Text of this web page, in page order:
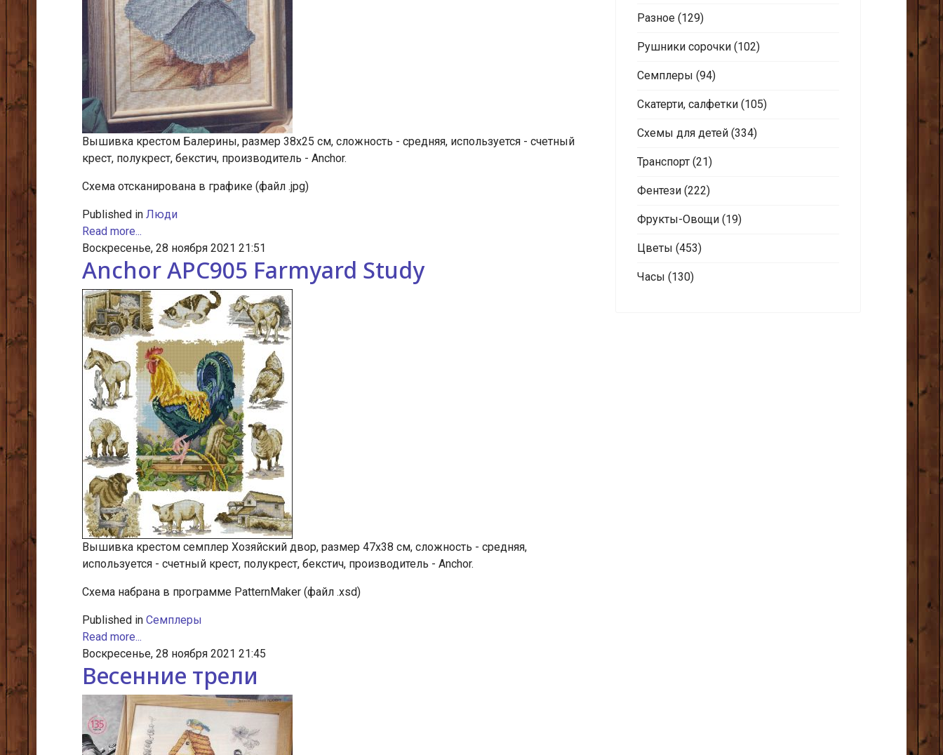
Вышивка крестом Балерины, размер 38х25 см, сложность - средняя, используется - счетный
крест, полукрест, бекстич, производитель - Anchor.
Cхема отсканирована в графике (файл .jpg)
Published in Люди
Read more...
Воскресенье, 28 ноября 2021 21:51
Anchor APC905 Farmyard Study
Вышивка крестом семплер Хозяйский двор, размер 47х38 см, сложность - средняя,
используется - счетный крест, полукрест, бекстич, производитель - Anchor.
Схема набрана в программе PatternMaker (файл .xsd)
Published in Семплеры
Read more...
Воскресенье, 28 ноября 2021 21:45
Весенние трели
Разное (129)
Рушники сорочки (102)
Семплеры (94)
Скатерти, салфетки (105)
Схемы для детей (334)
Транспорт (21)
Фентези (222)
Фрукты-Овощи (19)
Цветы (453)
Часы (130)